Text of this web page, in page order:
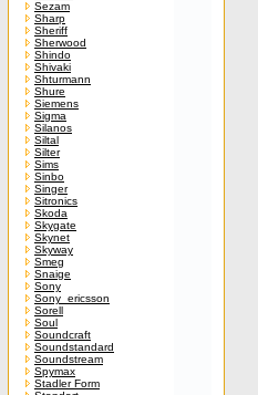
Sezam
Sharp
Sheriff
Sherwood
Shindo
Shivaki
Shturmann
Shure
Siemens
Sigma
Silanos
Siltal
Silter
Sims
Sinbo
Singer
Sitronics
Skoda
Skygate
Skynet
Skyway
Smeg
Snaige
Sony
Sony_ericsson
Sorell
Soul
Soundcraft
Soundstandard
Soundstream
Spymax
Stadler Form